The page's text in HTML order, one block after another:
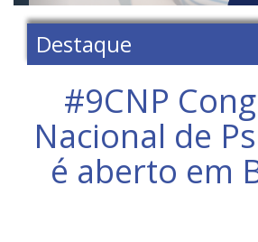
Destaque
‪#‎9CNP‬
Nacional de
é aberto em